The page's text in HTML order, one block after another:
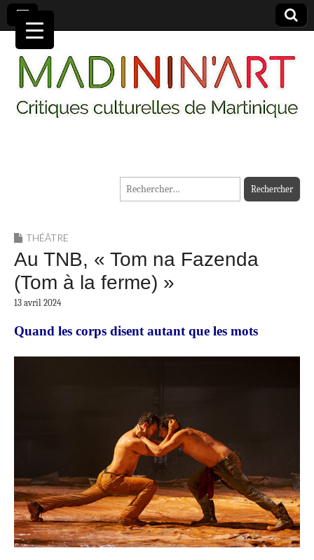
MADININ'ART
Rechercher :
THÉÂTRE
Au TNB, « Tom na Fazenda
(Tom à la ferme) »
13 avril 2024
Quand les corps disent autant que les mots